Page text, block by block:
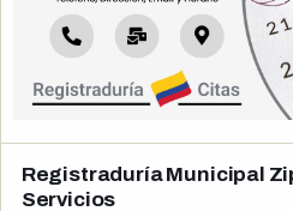
Registraduría Municipal
Servicios